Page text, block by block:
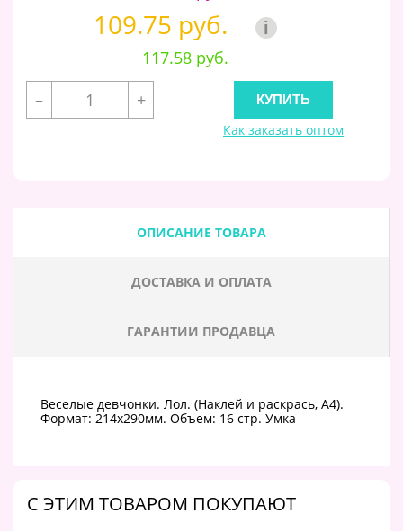
109.75 руб. i
117.58 руб.
–
+
Как заказать оптом
ОПИСАНИЕ ТОВАРА
ДОСТАВКА И ОПЛАТА
ГАРАНТИИ ПРОДАВЦА
Веселые девчонки. Лол. (Наклей и раскрась, А4).
Формат: 214х290мм. Объем: 16 стр. Умка
C ЭТИМ ТОВАРОМ ПОКУПАЮТ